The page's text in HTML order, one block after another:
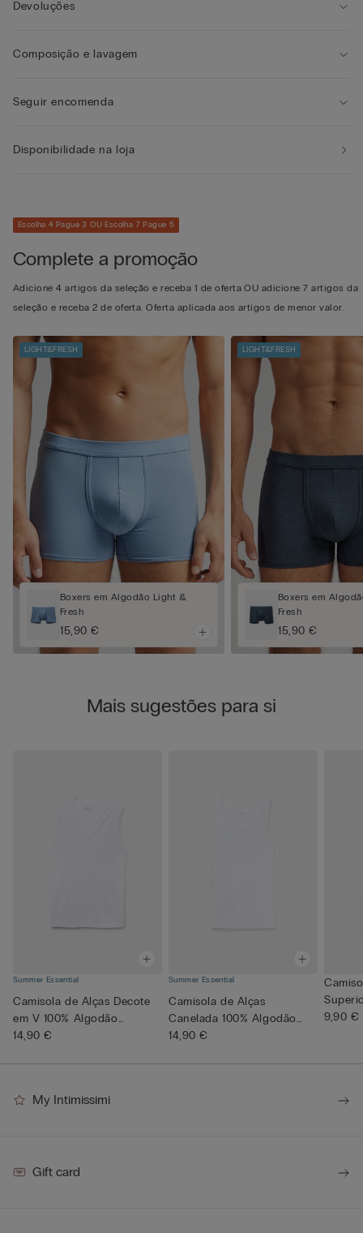
Devoluções
Composição e lavagem
Seguir encomenda
Disponibilidade na loja
Escolha 4 Pague 3 OU Escolha 7 Pague 5
Complete a promoção
Adicione 4 artigos da seleção e receba 1 de oferta OU adicione 7 artigos da
seleção e receba 2 de oferta. Oferta aplicada aos artigos de menor valor.
LIGHT&FRESH
Boxers em Algodão Light &
Fresh
15,90 €
LIGHT&FRESH
Boxers em
Fresh
15,90 €
Mais sugestões para si
Summer Essential
Camisola de Alças Decote
em V 100% Algodão
Superio...
14,90 €
Summer Essential
Camisola de Alças
Canelada 100% Algodão
Superior
14,90 €
9,90 €
My Intimissimi
Gift card